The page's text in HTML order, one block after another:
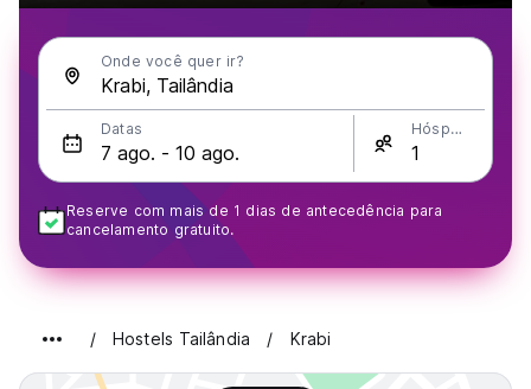
Onde você quer ir?
Datas Hóspedes
Reserve com mais de 1 dias de antecedência para
cancelamento gratuito.
Hostels Tailândia Krabi